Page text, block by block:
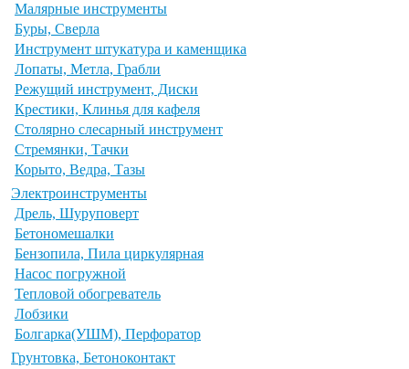
Малярные инструменты
Буры, Сверла
Инструмент штукатура и каменщика
Лопаты, Метла, Грабли
Режущий инструмент, Диски
Крестики, Клинья для кафеля
Столярно слесарный инструмент
Стремянки, Тачки
Корыто, Ведра, Тазы
Электроинструменты
Дрель, Шуруповерт
Бетономешалки
Бензопила, Пила циркулярная
Насос погружной
Тепловой обогреватель
Лобзики
Болгарка(УШМ), Перфоратор
Грунтовка, Бетоноконтакт